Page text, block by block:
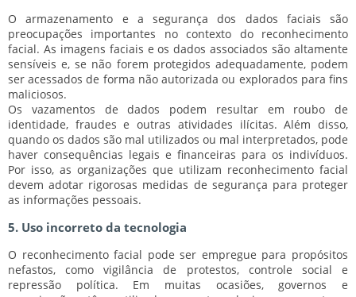
O armazenamento e a segurança dos dados faciais são
preocupações importantes no contexto do reconhecimento
facial. As imagens faciais e os dados associados são altamente
sensíveis e, se não forem protegidos adequadamente, podem
ser acessados de forma não autorizada ou explorados para fins
maliciosos.
Os vazamentos de dados podem resultar em roubo de
identidade, fraudes e outras atividades ilícitas. Além disso,
quando os dados são mal utilizados ou mal interpretados, pode
haver consequências legais e financeiras para os indivíduos.
Por isso, as organizações que utilizam reconhecimento facial
devem adotar rigorosas medidas de segurança para proteger
as informações pessoais.
5. Uso incorreto da tecnologia
O reconhecimento facial pode ser empregue para propósitos
nefastos, como vigilância de protestos, controle social e
repressão política. Em muitas ocasiões, governos e